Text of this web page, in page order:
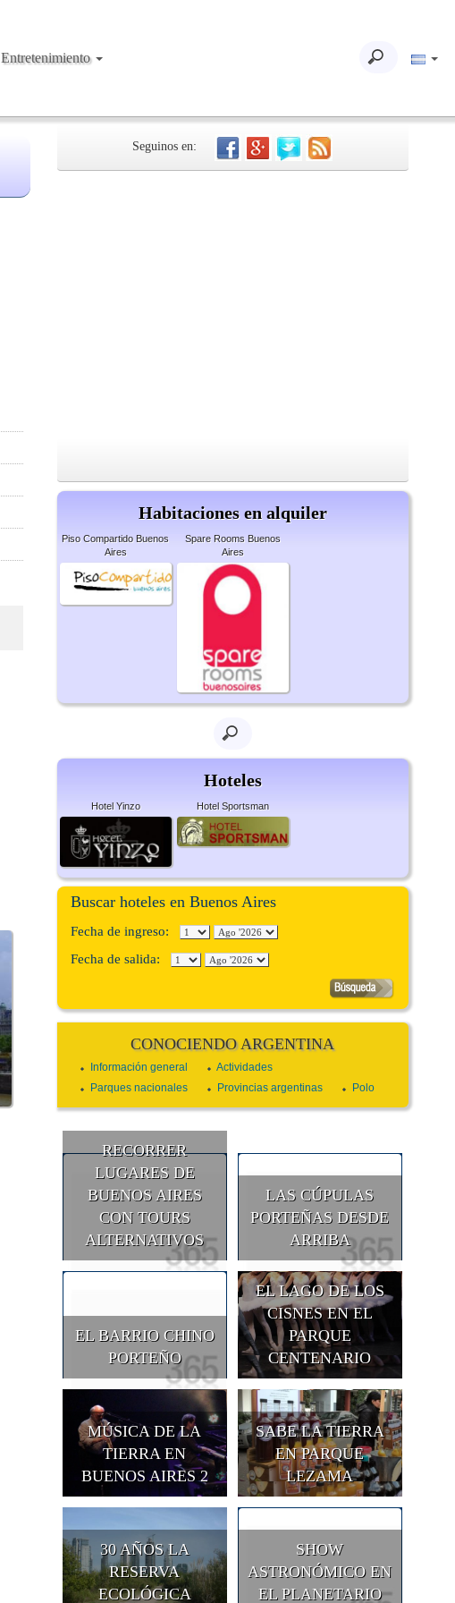
Entretenimiento
Seguinos en:
Habitaciones en alquiler
Piso Compartido Buenos
Aires
Spare Rooms Buenos
Aires
Hoteles
Hotel Yinzo Hotel Sportsman
Buscar hoteles en Buenos Aires
Fecha de ingreso:
Fecha de salida:
CONOCIENDO ARGENTINA
Información general
Actividades
Parques nacionales
Provincias argentinas Polo
RECORRER
LUGARES DE
BUENOS AIRES
CON TOURS
ALTERNATIVOS
LAS CÚPULAS
PORTEÑAS DESDE
ARRIBA
EL BARRIO CHINO
PORTEÑO
EL LAGO DE LOS
CISNES EN EL
PARQUE
CENTENARIO
MÚSICA DE LA
TIERRA EN
BUENOS AIRES 2
SABE LA TIERRA
EN PARQUE
LEZAMA
30 AÑOS LA
RESERVA
ECOLÓGICA
SHOW
ASTRONÓMICO EN
EL PLANETARIO